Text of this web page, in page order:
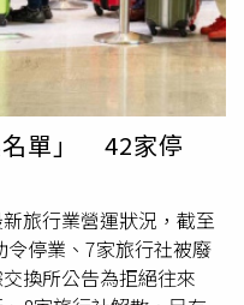
官方公布資料顯示，兩名
與29歲緬甸籍工人圖
帕瑪及一名緬甸籍男子
院接受治療。事故發生
隊迅速進入長達3.4公
緊急送醫。負責工程的
登猜－清萊－清孔鐵路
里，已於2025年完成貫
土保護層（Protection）
三。事故發生區域則屬
名單」 42家停
旅行業營運狀況，截至
停業、7家旅行社被廢
換所公告為拒絕往來